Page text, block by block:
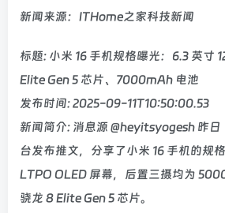
新闻来源：ITHome之家科技新闻
标题: 小米 16 手机规格曝光：6.3 英寸
Elite Gen 5 芯片、7000mAh 电池
发布时间: 2025-09-11T10:50:00.53
新闻简介: 消息源 @heyitsyogesh 昨日
台发布推文，分享了小米 16 手机的规
LTPO OLED 屏幕，后置三摄均为
骁龙 8 Elite Gen 5 芯片。